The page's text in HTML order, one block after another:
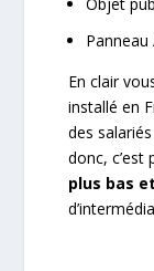
Panneau
En clair
installé en
des
donc, c’est
plus bas